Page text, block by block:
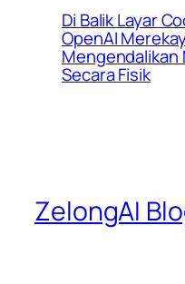
Di Balik Layar
OpenAI
Mengendalikan
Secara Fisik
ZelongAI